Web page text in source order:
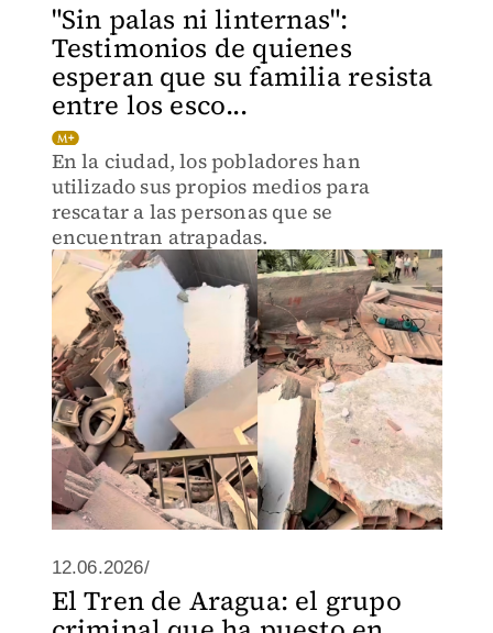
"Sin palas ni linternas":
Testimonios de quienes
esperan que su familia resista
entre los esco...
En la ciudad, los pobladores han
utilizado sus propios medios para
rescatar a las personas que se
encuentran atrapadas.
12.06.2026/
El Tren de Aragua: el grupo